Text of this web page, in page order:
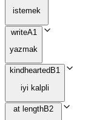
istemek
writeA1
yazmak
kindhearted B1
iyi kalpli
at lengthB2